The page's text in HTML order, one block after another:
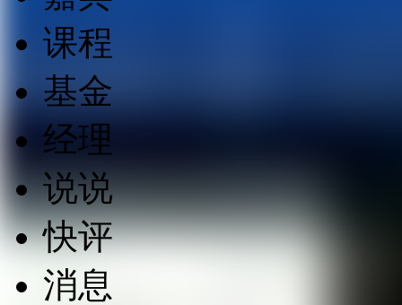
课程
基金
经理
说说
快评
消息